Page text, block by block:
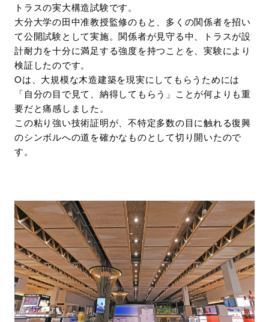
トラスの実大構造試験です。
大分大学の田中准教授監修のもと、多くの関係者を招い
て公開試験として実施。関係者が見守る中、トラスが設
計耐力を十分に満足する強度を持つことを、実験により
検証したのです。
Oは、大規模な木造建築を現実にしてもらうためには
「自分の目で見て、納得してもらう」ことが何よりも重
要だと痛感しました。
この粘り強い技術証明が、不特定多数の目に触れる復興
のシンボルへの道を確かなものとして切り開いたので
す。